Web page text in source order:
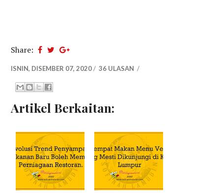
Share:
ISNIN, DISEMBER 07, 2020/36 ULASAN /
Artikel Berkaitan: